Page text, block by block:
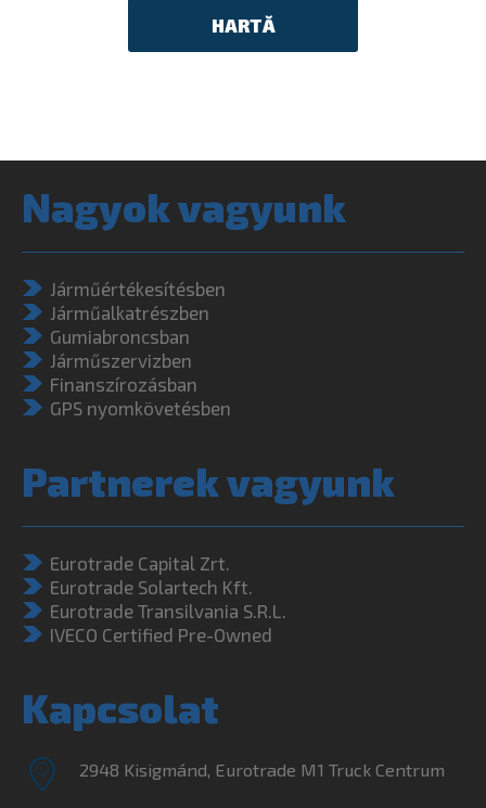
HARTĂ
Nagyok vagyunk
Járműértékesítésben
Járműalkatrészben
Gumiabroncsban
Járműszervizben
Finanszírozásban
GPS nyomkövetésben
Partnerek vagyunk
Eurotrade Capital Zrt.
Eurotrade Solartech Kft.
Eurotrade Transilvania S.R.L.
IVECO Certified Pre-Owned
Kapcsolat
2948 Kisigmánd, Eurotrade M1 Truck Centrum